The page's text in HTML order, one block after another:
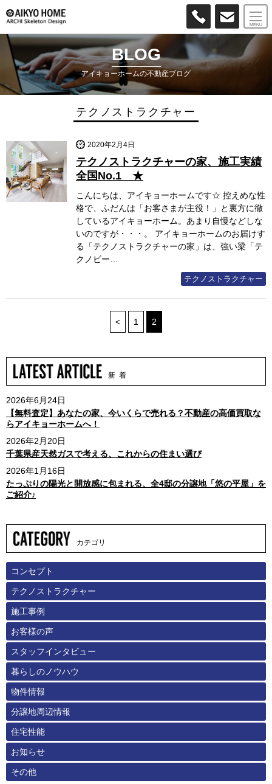
BLOG
アイキョーホームの不動産ブログ
テクノストラクチャー
2020年2月4日
テクノストラクチャーの家、施工実績
全国No.1 ★
こんにちは、アイキョーホームです☆ 控えめな性
格で、ふだんは「お客さまが主役！」と裏方に徹
しているアイキョーホーム。あまり自慢などしな
いのですが・・・。 アイキョーホームのお届けす
る「テクノストラクチャーの家」は、強い梁「テ
クノビー…
テクノストラクチャー
< 1 2
新 着
2026年6月24日
【無料査定】あなたの家、今いくらで売れる？不動産の高価買取な
らアイキョーホームへ！
2026年2月20日
千葉県産天然ガスで考える、これからの住まい選び
2026年1月16日
たっぷりの陽光と開放感に包まれる、全4邸の分譲地「悠の平屋」を
ご紹介♪
カテゴリ
コンセプト
テクノストラクチャー
施工事例
お客様の声
スタッフインタビュー
暮らしのノウハウ
物件情報
分譲地周辺情報
住宅性能
お知らせ
その他
MENU